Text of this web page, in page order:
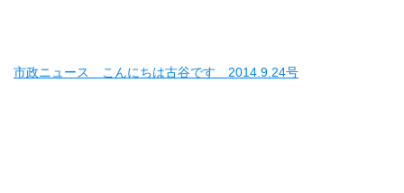
市政ニュース こんにちは古谷です 2014.9.24号